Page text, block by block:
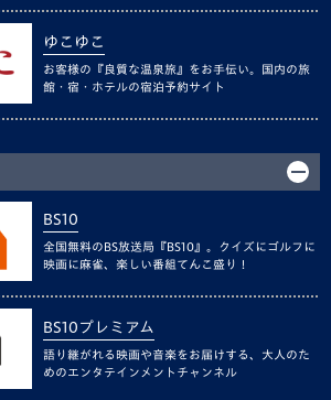
ゆこゆこ
お客様の『良質な温泉旅』をお手伝い。国内の旅
館・宿・ホテルの宿泊予約サイト
BS10
全国無料のBS放送局『BS10』。クイズにゴルフに
映画に麻雀、楽しい番組てんこ盛り！
BS10プレミアム
語り継がれる映画や音楽をお届けする、大人のた
めのエンタテインメントチャンネル